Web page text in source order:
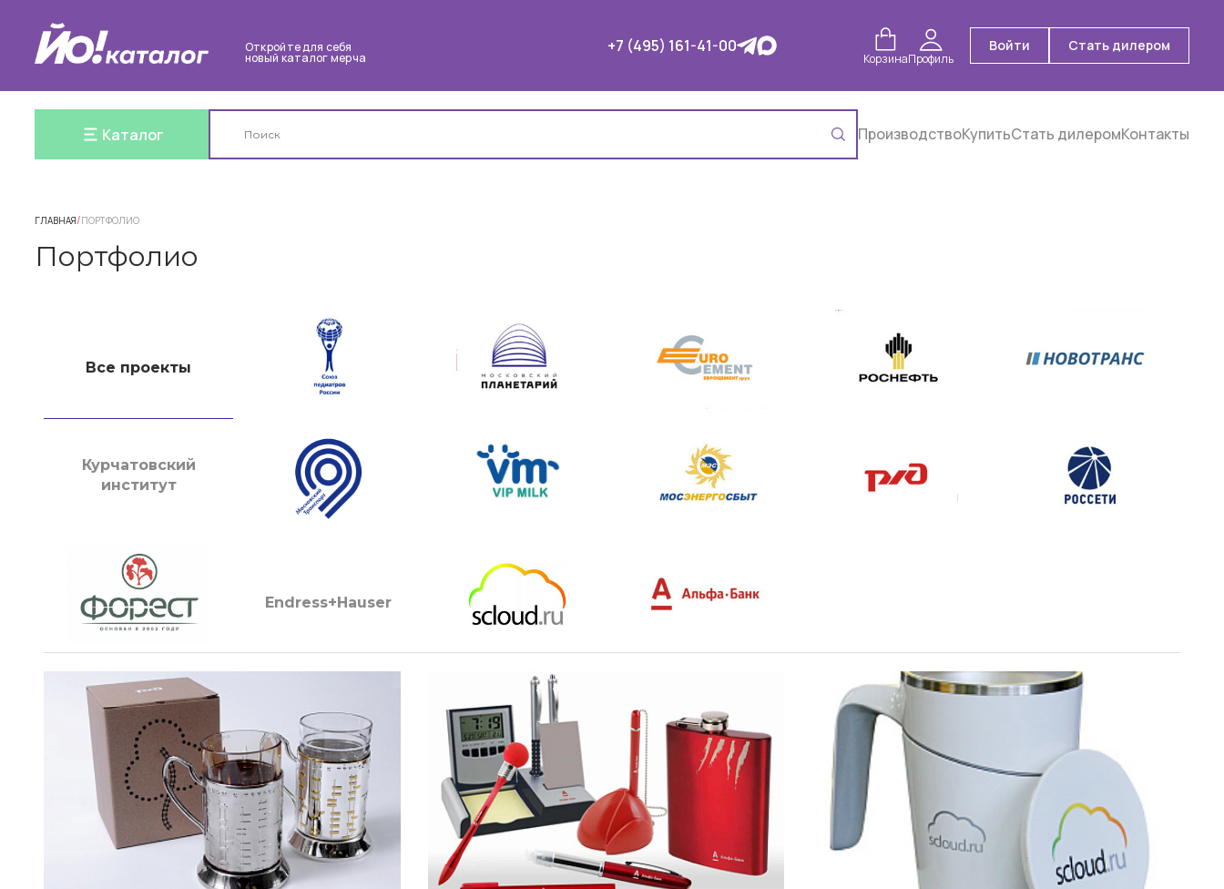
Откройте для себя
новый каталог мерча
+7 (495) 161-41-00
КорзинаПрофиль
Войти Стать дилером
Каталог ПроизводствоКупитьСтать дилеромКонтакты
ГЛАВНАЯ/ПОРТФОЛИО
Портфолио
Все проекты
Курчатовский
институт
Endress+Hauser